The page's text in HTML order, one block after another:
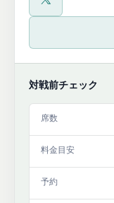
公式X
対戦前チェック
席数
料金目安
予約